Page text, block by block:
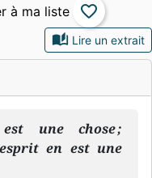
auto_stories Lire un extrait
une chose ;
en est une
favorite_border